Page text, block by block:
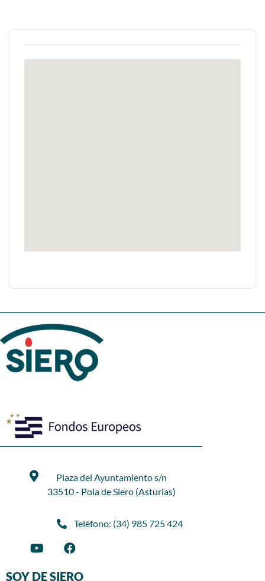
Plaza del Ayuntamiento s/n
33510 - Pola de Siero (Asturias)
Teléfono: (34) 985 725 424
SOY DE SIERO